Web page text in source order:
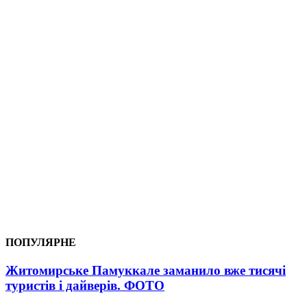
ПОПУЛЯРНЕ
Житомирське Памуккале заманило вже тисячі
туристів і дайверів. ФОТО